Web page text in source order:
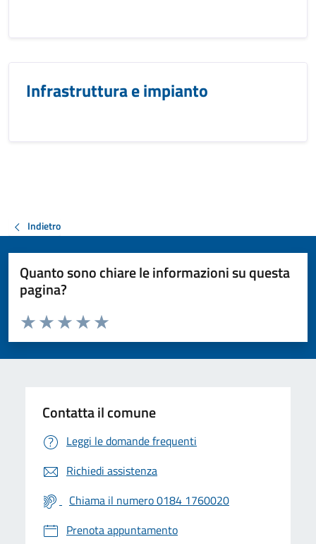
Infrastruttura e impianto
Indietro
Quanto sono chiare le informazioni su questa
pagina?
Valuta da 1 a 5 stelle la pagina
Valuta 5 stelle su 5
Valuta 4 stelle su 5
Valuta 3 stelle su 5
Valuta 2 stelle su 5
Valuta 1 stelle su 5
Contatta il comune
Leggi le domande frequenti
Richiedi assistenza
Chiama il numero 0184 1760020
Prenota appuntamento